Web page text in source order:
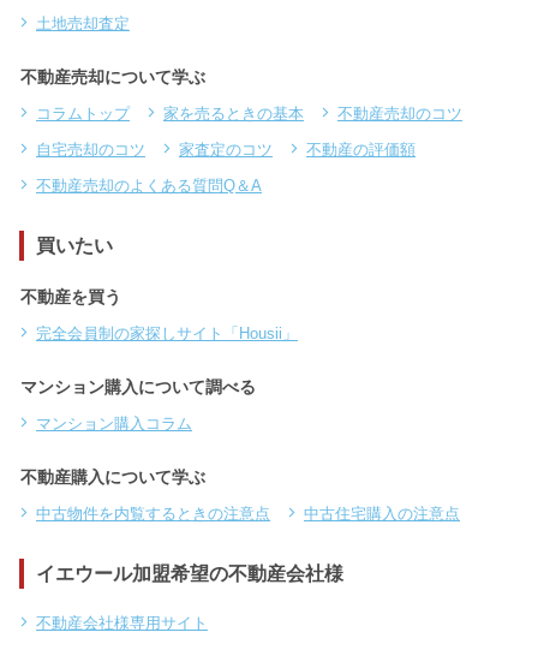
土地売却査定
不動産売却について学ぶ
コラムトップ 家を売るときの基本
不動産売却のコツ
自宅売却のコツ
家査定のコツ
不動産の評価額
不動産売却のよくある質問Q＆A
買いたい
不動産を買う
完全会員制の家探しサイト「Housii」
マンション購入について調べる
マンション購入コラム
不動産購入について学ぶ
中古物件を内覧するときの注意点 中古住宅購入の注意点
イエウール加盟希望の不動産会社様
不動産会社様専用サイト